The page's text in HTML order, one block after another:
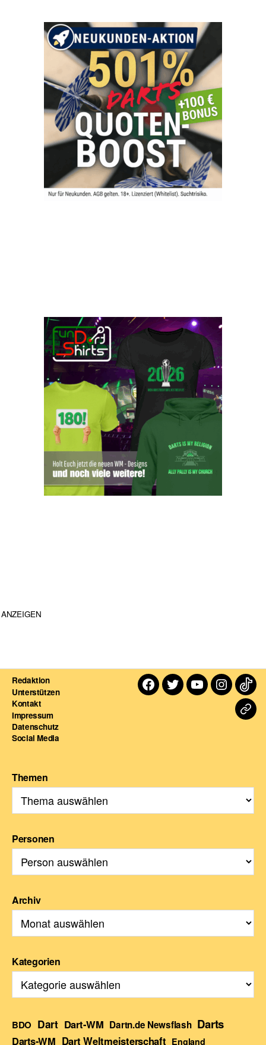
ANZEIGEN
Redaktion
Unterstützen
Kontakt
Impressum
Datenschutz
Social Media
Facebook
TwitterYoutube
Themen
Personen
Archiv
Kategorien
BDO Dart Dart-WM Dartn.de Newsflash Darts
Darts-WM Dart Weltmeisterschaft England